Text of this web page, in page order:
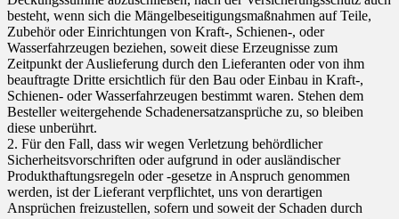
besteht, wenn sich die Mängelbeseitigungsmaßnahmen auf Teile,
Zubehör oder Einrichtungen von Kraft-, Schienen-, oder
Wasserfahrzeugen beziehen, soweit diese Erzeugnisse zum
Zeitpunkt der Auslieferung durch den Lieferanten oder von ihm
beauftragte Dritte ersichtlich für den Bau oder Einbau in Kraft-,
Schienen- oder Wasserfahrzeugen bestimmt waren. Stehen dem
Besteller weitergehende Schadenersatzansprüche zu, so bleiben
diese unberührt.
2. Für den Fall, dass wir wegen Verletzung behördlicher
Sicherheitsvorschriften oder aufgrund in oder ausländischer
Produkthaftungsregeln oder -gesetze in Anspruch genommen
werden, ist der Lieferant verpflichtet, uns von derartigen
Ansprüchen freizustellen, sofern und soweit der Schaden durch